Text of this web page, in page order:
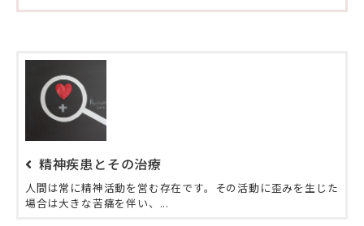
精神疾患とその治療
人間は常に精神活動を営む存在です。その活動に歪みを生じた
場合は大きな苦痛を伴い、...